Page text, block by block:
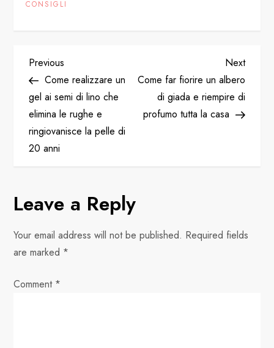
CONSIGLI
P
o
s
t
a
v
Previous
Post
Previous
Come realizzare un
gel ai semi di lino che
elimina le rughe e
ringiovanisce la pelle di
20 anni
Next
Post
Next
Come far fiorire un albero
di giada e riempire di
profumo tutta la casa
Leave a Reply
Your email address will not be published. Required fields
are marked *
Comment *